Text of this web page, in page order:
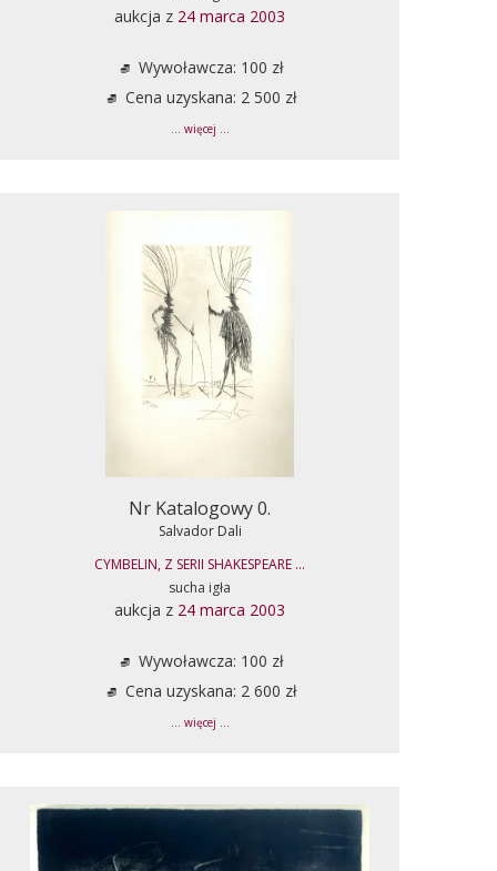
aukcja z 24 marca 2003
Wywoławcza: 100 zł
Cena uzyskana: 2 500 zł
... więcej ...
Nr Katalogowy 0.
Salvador Dali
CYMBELIN, Z SERII SHAKESPEARE ...
sucha igła
aukcja z 24 marca 2003
Wywoławcza: 100 zł
Cena uzyskana: 2 600 zł
... więcej ...